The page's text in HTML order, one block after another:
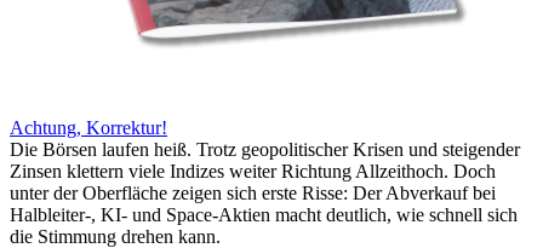
Achtung, Korrektur!
Die Börsen laufen heiß. Trotz geopolitischer Krisen und steigender
Zinsen klettern viele Indizes weiter Richtung Allzeithoch. Doch
unter der Oberfläche zeigen sich erste Risse: Der Abverkauf bei
Halbleiter-, KI- und Space-Aktien macht deutlich, wie schnell sich
die Stimmung drehen kann.